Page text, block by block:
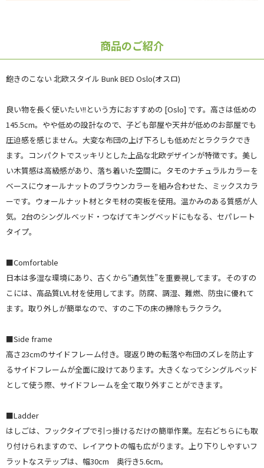
商品のご紹介
飽きのこない 北欧スタイル Bunk BED Oslo(オスロ)
良い物を長く使いたい!!という方におすすめの [Oslo] です。高さは低めの
145.5cm。やや低めの設計なので、子ども部屋や天井が低めのお部屋でも
圧迫感を感じません。大変な布団の上げ下ろしも低めだとラクラクでき
ます。コンパクトでスッキリとした上品な北欧デザインが特徴です。美し
い木質感は高級感があり、落ち着いた空間に。タモのナチュラルカラーを
ベースにウォールナットのブラウンカラーを組み合わせた、ミックスカラ
ーです。ウォールナット材とタモ材の突板を使用。温かみのある質感が人
気。2台のシングルベッド・つなげてキングベッドにもなる、セパレート
タイプ。
■Comfortable
日本は多湿な環境にあり、古くから“通気性”を重要視してます。そのすの
こには、高品質LVL材を使用してます。防腐、調湿、難燃、防虫に優れて
ます。取り外しが簡単なので、すのこ下の床の掃除もラクラク。
■Side frame
高さ23cmのサイドフレーム付き。寝返り時の転落や布団のズレを防止す
るサイドフレームが全面に設けてあります。大きくなってシングルベッド
として使う際、サイドフレームを全て取り外すことができます。
■Ladder
はしごは、フックタイプで引っ掛けるだけの簡単作業。左右どちらにも取
り付けられますので、レイアウトの幅も広がります。上り下りしやすいフ
ラットなステップは、幅30cm 奥行き5.6cm。